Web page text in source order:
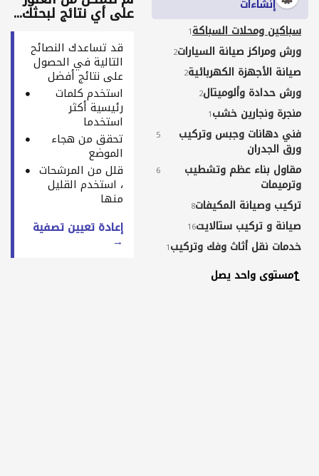
إنشاءات
سباكين ومحلات السباكة1
ورش ومراكز صيانة السيارات2
صيانة الأجهزة الكهربائية2
ورش حدادة وألوميتال2
منجرة ونجارين خشب1
فني دهانات وجبس وتركيب
ورق الجدران
5
مقاول بناء عظم وتشطيب
وترميمات
6
تركيب وصيانة المكيفات8
صيانة و تركيب ستالايت16
خدمات نقل أثاث وفك وتركيب1
خدمات طلاء ودهان
مستوى واحد يصل
على أي نتائج لبحثك...
قد تساعدك النصائح
التالية في الحصول
على نتائج أفضل
استخدم كلمات
رئيسية أكثر
استخدما
تحقق من هجاء
الموضع
قلل من المرشحات
، استخدم القليل
منها
إعادة تعيين تصفية
→